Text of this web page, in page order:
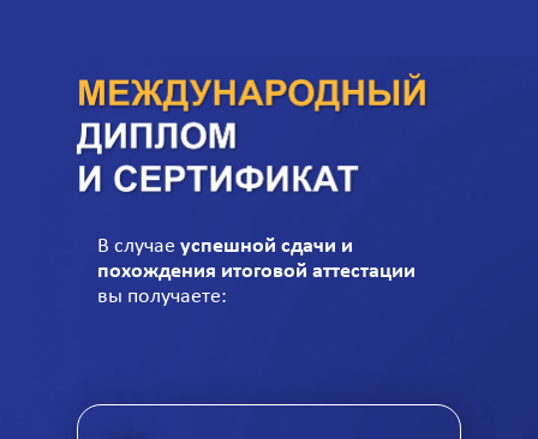
В случае успешной сдачи и
похождения итоговой аттестации
вы получаете: